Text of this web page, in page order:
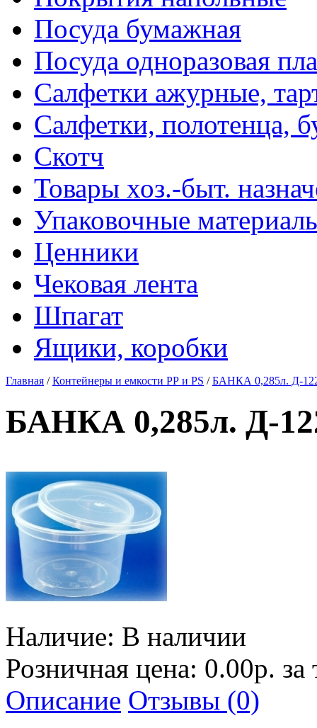
Посуда бумажная
Посуда одноразовая
Салфетки ажурные,
Салфетки, полотенца,
Скотч
Товары хоз.-быт.
Упаковочные
Ценники
Чековая лента
Шпагат
Ящики, коробки
Главная /Контейнеры и емкости РР и PS /БАНКА 0,285л. Д-
БАНКА 0,285л. Д-
Наличие: В наличии
Розничная цена: 0.00р.
Описание Отзывы (0)